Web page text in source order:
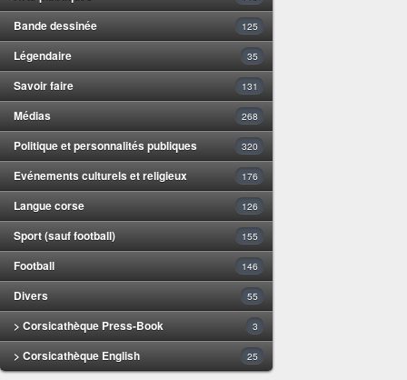
Bande dessinée 125
Légendaire 35
Savoir faire 131
Médias 268
Politique et personnalités publiques 320
Evénements culturels et religieux 176
Langue corse 126
Sport (sauf football) 155
Football 146
Divers 55
> Corsicathèque Press-Book 3
> Corsicathèque English 25